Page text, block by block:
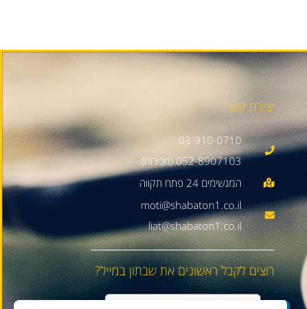
יצירת קשר
03-910-0710
052-8907103 (מכירות)
moti@shabaton1.co.il
liat@shabaton1.co.il
רוצים לקבל ראשונים את שבתון במייל?